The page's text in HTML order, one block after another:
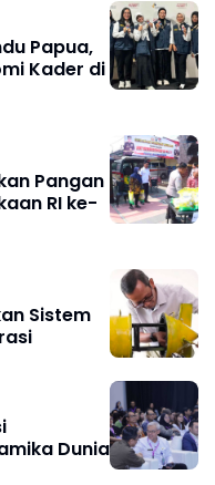
Papua,
Kader di
Pangan
RI ke-
Sistem
Dunia